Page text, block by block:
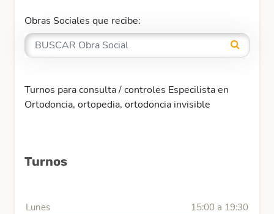
Obras Sociales que recibe:
Turnos para consulta / controles Especilista en
Ortodoncia, ortopedia, ortodoncia invisible
Turnos
Lunes
15:00 a 19:30